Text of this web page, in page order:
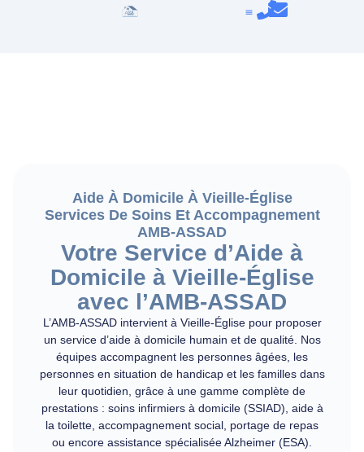
Aide À Domicile À Vieille-Église
Services De Soins Et Accompagnement
AMB-ASSAD
Votre Service d’Aide à
Domicile à Vieille-Église
avec l’AMB-ASSAD
L’AMB-ASSAD intervient à Vieille-Église pour proposer
un service d’aide à domicile humain et de qualité. Nos
équipes accompagnent les personnes âgées, les
personnes en situation de handicap et les familles dans
leur quotidien, grâce à une gamme complète de
prestations : soins infirmiers à domicile (SSIAD), aide à
la toilette, accompagnement social, portage de repas
ou encore assistance spécialisée Alzheimer (ESA).